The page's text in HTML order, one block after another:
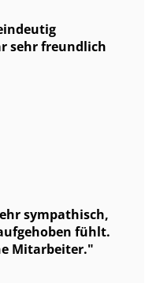
sehr freundlich
sympathisch,
fühlt.
Mitarbeiter.